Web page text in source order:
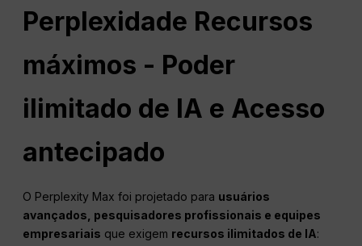
Perplexidade Recursos
máximos - Poder
ilimitado de IA e Acesso
antecipado
O Perplexity Max foi projetado para usuários
avançados, pesquisadores profissionais e equipes
empresariais que exigem recursos ilimitados de IA: